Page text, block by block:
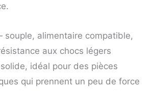
souple, alimentaire compatible,
aux chocs légers
idéal pour des pièces
qui prennent un peu de force